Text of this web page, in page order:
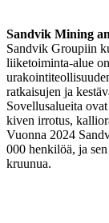
Sandvik Mining
Sandvik Groupiin
liiketoiminta-alue
ratkaisujen ja
Sovellusalueita
kiven irrotus,
Vuonna 2024
000 henkilöä, ja
kruunua.